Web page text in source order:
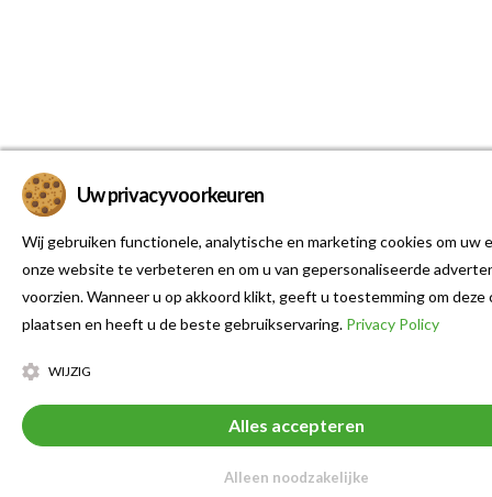
Uw privacyvoorkeuren
Wij gebruiken functionele, analytische en marketing cookies om uw
onze website te verbeteren en om u van gepersonaliseerde
voorzien. Wanneer u op akkoord klikt, geeft u toestemming om deze
plaatsen en heeft u de beste gebruikservaring. Privacy Policy
WIJZIG
Alles accepteren
Alleen noodzakelijke